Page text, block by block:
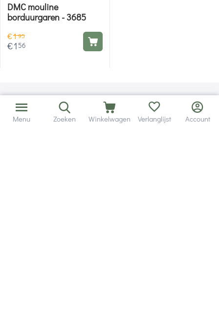
DMC mouline
borduurgaren - 3685
€195
€1 56
Menu Zoeken Winkelwagen Verlanglijst Account